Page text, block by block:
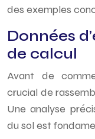
des exemples
Données
de calcul
Avant de
crucial de
Une analyse
du sol est